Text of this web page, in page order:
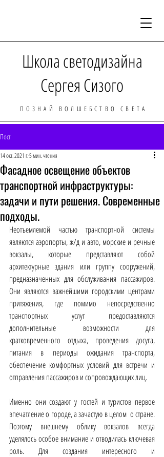
ПОЗНАЙ ВОЛШЕБСТВО СВЕТА
Школа светодизайна
Сергея Сизого
Пост
Фасадное освещение объектов
транспортной инфраструктуры:
задачи и пути решения. Современные
подходы.
14 окт. 2021 г.5 мин. чтения
Неотъемлемой частью транспортной системы
являются аэропорты, ж/д и авто, морские и речные
вокзалы, которые представляют собой
архитектурные здания или группу сооружений,
предназначенных для обслуживания пассажиров.
Они являются важнейшими городскими центрами
притяжения, где помимо непосредственно
транспортных услуг предоставляются
дополнительные возможности для
кратковременного отдыха, проведения досуга,
питания в периоды ожидания транспорта,
обеспечение комфортных условий для встречи и
отправления пассажиров и сопровождающих лиц.
Именно они создают у гостей и туристов первое
впечатление о городе, а зачастую в целом  о стране.
Поэтому внешнему облику вокзалов всегда
уделялось особое внимание и отводилась ключевая
роль. Для создания интересного и